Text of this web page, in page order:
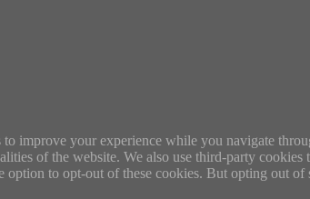
improve your experience while you navigate
of the website. We also use third-party
option to opt-out of these cookies. But opting out